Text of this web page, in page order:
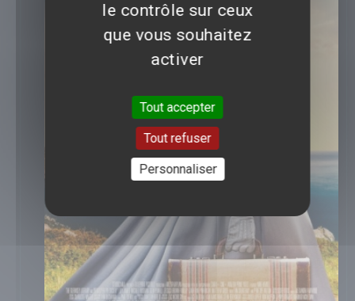
le contrôle sur ceux
que vous souhaitez
activer
Tout accepter
Tout refuser
Personnaliser